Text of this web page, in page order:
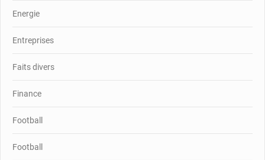
Energie
Entreprises
Faits divers
Finance
Football
Football